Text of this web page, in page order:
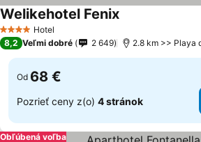
4 Počet hviezdičiek
Hotel
Welikehotel Fenix
8,2 Veľmi dobré 2 649 2.8 km >> Playa
Od 68 €
Pozrieť ceny z(o) 4 stránok
Obľúbená voľba